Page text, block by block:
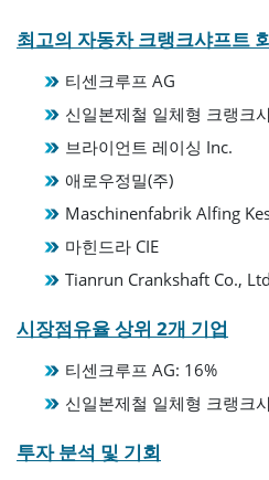
최고의 자동차 크랭크샤프트
티센크루프 AG
신일본제철 일체형 크랭크
브라이언트 레이싱 Inc.
애로우정밀(주)
Maschinenfabrik Alfing
마힌드라 CIE
Tianrun Crankshaft Co.,
시장점유율 상위 2개 기업
티센크루프 AG: 16%
신일본제철 일체형 크랭크
투자 분석 및 기회